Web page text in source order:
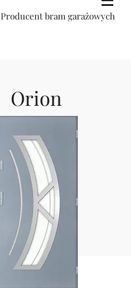
Producent bram garażowych
Orion